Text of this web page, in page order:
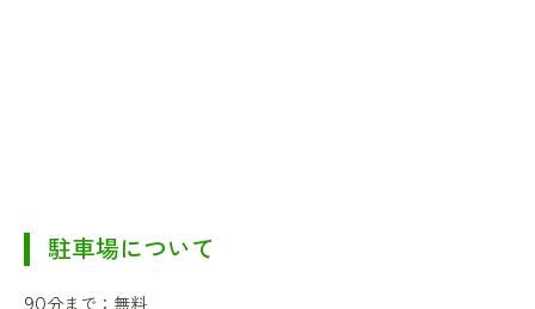
駐車場について
90分まで：無料